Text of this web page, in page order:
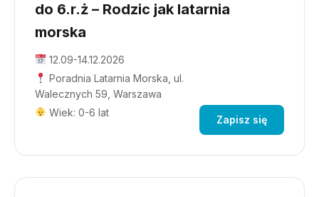
do 6.r.ż – Rodzic jak latarnia
morska
12.09-14.12.2026
Poradnia Latarnia Morska, ul.
Walecznych 59, Warszawa
Wiek: 0-6 lat
Zapisz się